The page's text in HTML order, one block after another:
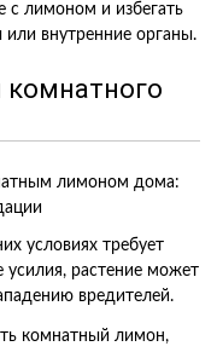
с лимоном и избегать
внутренние органы.
комнатного
условиях требует
усилия, растение может
вредителей.
комнатный лимон,